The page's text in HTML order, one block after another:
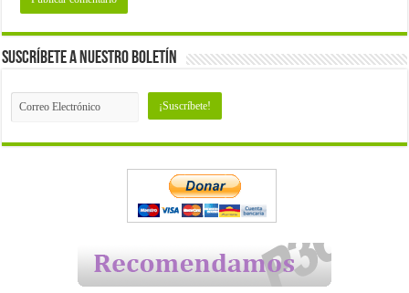
Suscríbete a nuestro Boletín